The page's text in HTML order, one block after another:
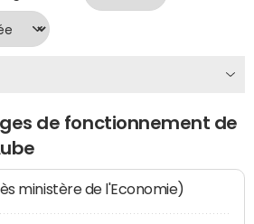
de fonctionnement de
ministère de l'Economie)